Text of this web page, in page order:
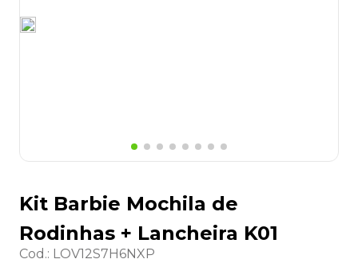
Kit Barbie Mochila de
Rodinhas + Lancheira K01
Cod.: LOV12S7H6NXP
8